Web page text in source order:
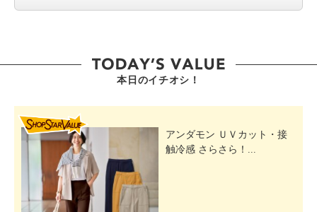
本日のイチオシ！
アンダモン ＵＶカット・接
触冷感 さらさら！...